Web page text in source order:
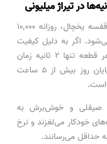
تصور کنید در یک خط تولید قفسه یخچال، روزانه ۱۰,۰۰۰
اگر به دلیل کیفیت
پایین برش یا زبری مفتول، هر قطعه تنها ۲ ثانیه زمان
بیشتری از اپراتور بگیرد، در پایان روز بیش از ۵ ساعت
است.
صیقلی و خوش‌برش به
خودکار می‌لغزند و نرخ